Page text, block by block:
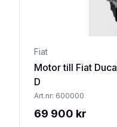
Fiat
Motor till Fiat
D
Art.nr: 600000
69 900 kr